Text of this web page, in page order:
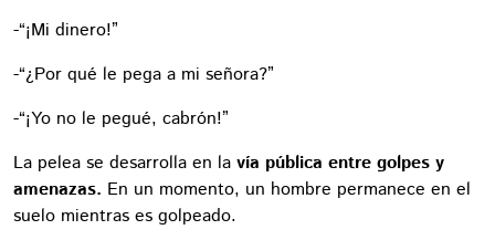
-“¡Mi dinero!”
-“¿Por qué le pega a mi señora?”
-“¡Yo no le pegué, cabrón!”
La pelea se desarrolla en la vía pública entre golpes y
amenazas. En un momento, un hombre permanece en el
suelo mientras es golpeado.